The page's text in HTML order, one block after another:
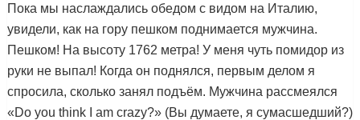
Пока мы наслаждались обедом с видом на Италию,
увидели, как на гору пешком поднимается мужчина.
Пешком! На высоту 1762 метра! У меня чуть помидор из
руки не выпал! Когда он поднялся, первым делом я
спросила, сколько занял подъём. Мужчина рассмеялся
«Do you think I am crazy?» (Вы думаете, я сумасшедший?)